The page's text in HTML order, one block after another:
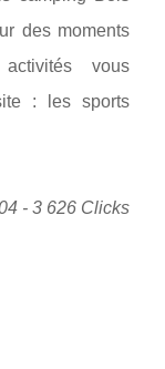
des moments
vous
: les sports
- 3 626 Clicks